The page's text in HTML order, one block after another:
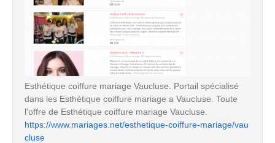
Esthétique coiffure mariage Vaucluse. Portail spécialisé
dans les Esthétique coiffure mariage a Vaucluse. Toute
l'offre de Esthétique coiffure mariage Vaucluse.
https://www.mariages.net/esthetique-coiffure-mariage/vau
cluse